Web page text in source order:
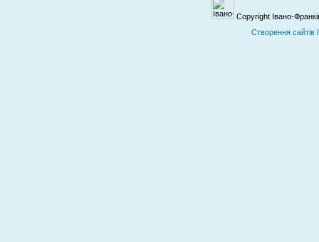
Copyright Івано-
Cтворення сайтів